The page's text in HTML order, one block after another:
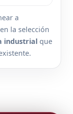
a
la selección
industrial que